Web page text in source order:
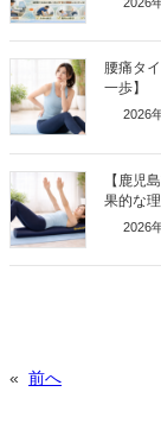
腰痛タ
一歩】
2026
【鹿児
果的な
2026
« 前へ